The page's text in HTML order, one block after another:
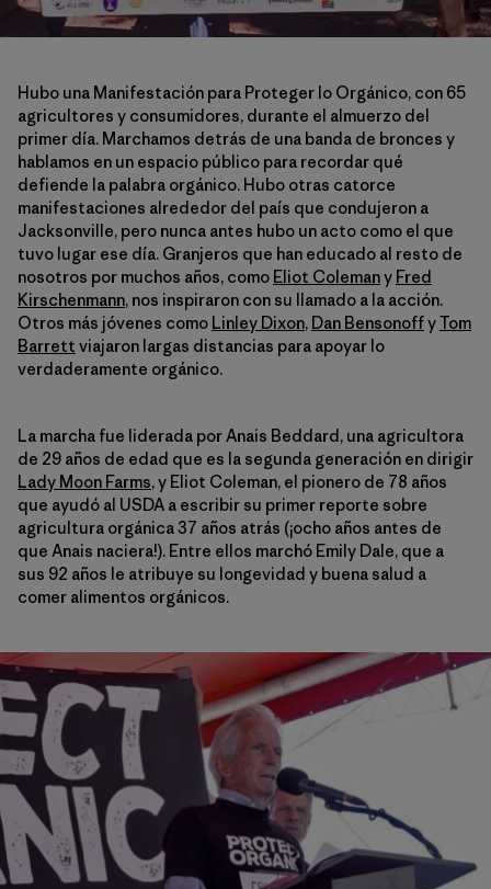
Hubo una Manifestación para Proteger lo Orgánico, con 65
agricultores y consumidores, durante el almuerzo del
primer día. Marchamos detrás de una banda de bronces y
hablamos en un espacio público para recordar qué
defiende la palabra orgánico. Hubo otras catorce
manifestaciones alrededor del país que condujeron a
Jacksonville, pero nunca antes hubo un acto como el que
tuvo lugar ese día. Granjeros que han educado al resto de
nosotros por muchos años, como Eliot Colemany Fred
Kirschenmann, nos inspiraron con su llamado a la acción.
Otros más jóvenes como Linley Dixon, Dan BensonoffyTom
Barrett viajaron largas distancias para apoyar lo
verdaderamente orgánico.
La marcha fue liderada por Anais Beddard, una agricultora
de 29 años de edad que es la segunda generación en dirigir
Lady Moon Farms, y Eliot Coleman, el pionero de 78 años
que ayudó al USDA a escribir su primer reporte sobre
agricultura orgánica 37 años atrás (¡ocho años antes de
que Anais naciera!). Entre ellos marchó Emily Dale, que a
sus 92 años le atribuye su longevidad y buena salud a
comer alimentos orgánicos.